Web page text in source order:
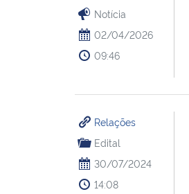
Notícia
02/04/2026
09:46
Relações
Edital
30/07/2024
14:08